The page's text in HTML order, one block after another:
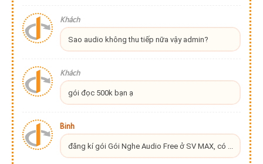
Khách
Sao audio không thu tiếp nữa vậy admin?
Khách
gói đọc 500k bạn ạ
Binh
đăng kí gói Gói Nghe Audio Free ở SV MAX, có ...